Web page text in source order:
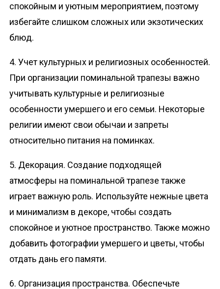
спокойным и уютным мероприятием, поэтому
избегайте слишком сложных или экзотических
блюд.
4. Учет культурных и религиозных особенностей.
При организации поминальной трапезы важно
учитывать культурные и религиозные
особенности умершего и его семьи. Некоторые
религии имеют свои обычаи и запреты
относительно питания на поминках.
5. Декорация. Создание подходящей
атмосферы на поминальной трапезе также
играет важную роль. Используйте нежные цвета
и минимализм в декоре, чтобы создать
спокойное и уютное пространство. Также можно
добавить фотографии умершего и цветы, чтобы
отдать дань его памяти.
6. Организация пространства. Обеспечьте